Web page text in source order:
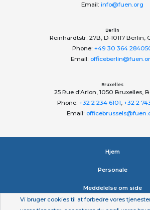
Email: info@fuen.org
Berlin
Reinhardtstr. 27B, D-10117 Berlin,
Phone: +49 30 364
Email:
Bruxelles
25 Rue d'Arlon, 1050 Bruxelles,
Phone: +32 2 234 6101 +32 2
Email:
Hjem
Personale
Meddelelse om side
Vi bruger cookies til at forbedre vores